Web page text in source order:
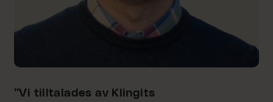
”Vi tilltalades av Klingits